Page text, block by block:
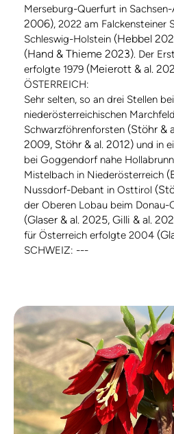
Merseburg-Querfurt in
2006), 2022 am Falckensteiner
Schleswig-Holstein (Hebbel
(Hand & Thieme 2023) . Der
erfolgte 1979 (Meierott & al.
ÖSTERREICH:
Sehr selten, so an drei Stellen
niederösterreichischen
Schwarzföhrenforsten (Stöhr &
2009, Stöhr & al. 2012) und in
bei Goggendorf nahe
Mistelbach in Niederösterreich
Nussdorf-Debant in Osttirol
der Oberen Lobau beim Donau-
(Glaser & al. 2025, Gilli & al.
für Österreich erfolgte 2004
SCHWEIZ: ---